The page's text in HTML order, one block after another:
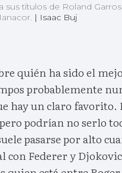
sus títulos de Roland
| Isaac Buj
quién ha sido el
probablemente
hay un claro favorito.
podrían no serlo
pasarse por alto
con Federer y